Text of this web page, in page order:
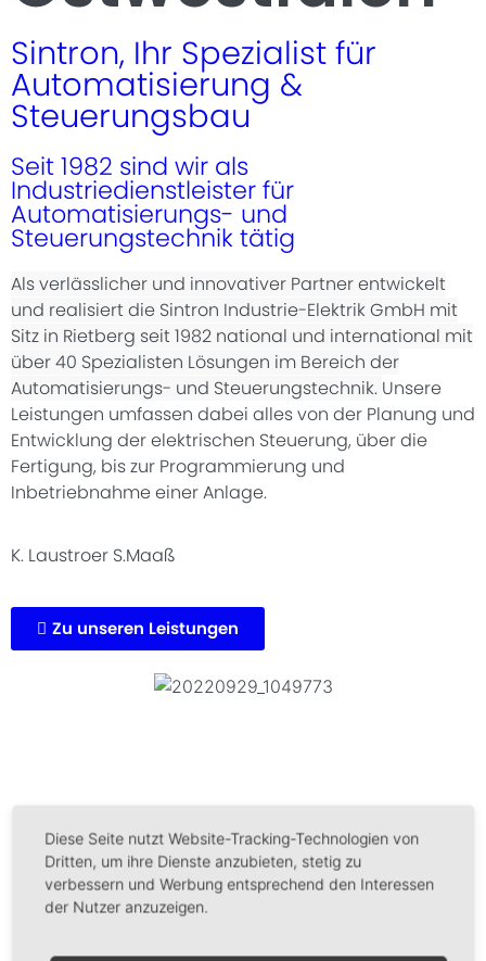
Sintron, Ihr Spezialist für
Automatisierung &
Steuerungsbau
Seit 1982 sind wir als
Industriedienstleister für
Automatisierungs- und
Steuerungstechnik tätig
Als verlässlicher und innovativer Partner entwickelt
und realisiert die Sintron Industrie-Elektrik GmbH mit
Sitz in Rietberg seit 1982 national und international mit
über 40 Spezialisten Lösungen im Bereich der
Automatisierungs- und Steuerungstechnik. Unsere
Leistungen umfassen dabei alles von der Planung und
Entwicklung der elektrischen Steuerung, über die
Fertigung, bis zur Programmierung und
Inbetriebnahme einer Anlage.
K. Laustroer S.Maaß
Zu unseren Leistungen
Diese Seite nutzt Website-Tracking-Technologien von
Dritten, um ihre Dienste anzubieten, stetig zu
verbessern und Werbung entsprechend den Interessen
der Nutzer anzuzeigen.